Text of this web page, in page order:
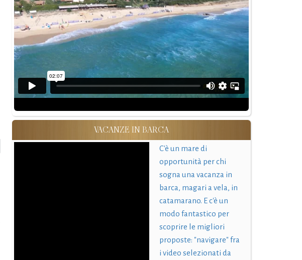
VACANZE IN BARCA
C'è un mare di
opportunità per chi
sogna una vacanza in
barca, magari a vela, in
catamarano. E c'è un
modo fantastico per
scoprire le migliori
proposte: "navigare" fra
i video selezionati da